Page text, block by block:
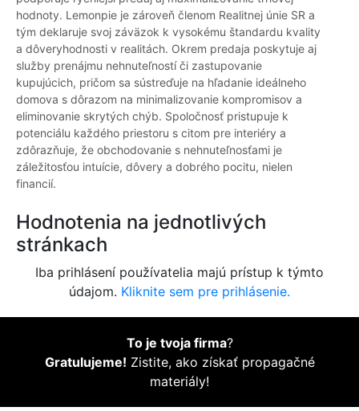
hodnoty. Lemonpie je zároveň členom Realitnej únie SR a
tým deklaruje svoj záväzok k vysokému štandardu kvality
a dôveryhodnosti v realitách. Okrem predaja poskytuje aj
služby prenájmu nehnuteľností či zastupovanie
kupujúcich, pričom sa sústreďuje na hľadanie ideálneho
domova s dôrazom na minimalizovanie kompromisov a
eliminovanie skrytých chýb. Spoločnosť pristupuje k
potenciálu každého priestoru s citom pre interiéry a
zdôrazňuje, že obchodovanie s nehnuteľnosťami je
záležitosťou intuície, dôvery a dobrého pocitu, nielen
financií.
Hodnotenia na jednotlivých
stránkach
Iba prihlásení používatelia majú prístup k týmto
údajom. Kliknite sem pre prihlásenie.
To je tvoja firma?
Gratulujeme! Zistite, ako získať propagačné
materiály!